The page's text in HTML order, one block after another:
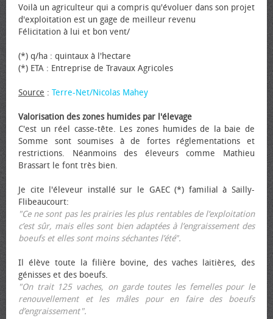
Voilà un agriculteur qui a compris qu'évoluer dans son projet
d'exploitation est un gage de meilleur revenu
Félicitation à lui et bon vent/
(*) q/ha : quintaux à l'hectare
(*) ETA : Entreprise de Travaux Agricoles
Source : Terre-Net/Nicolas Mahey
Valorisation des zones humides par l'élevage
C'est un réel casse-tête. Les zones humides de la baie de
Somme sont soumises à de fortes réglementations et
restrictions. Néanmoins des éleveurs comme Mathieu
Brassart le font très bien.
Je cite l'éleveur installé sur le GAEC (*) familial à Sailly-
Flibeaucourt:
"Ce ne sont pas les prairies les plus rentables de l’exploitation
c’est sûr, mais elles sont bien adaptées à l’engraissement des
bœufs et elles sont moins séchantes l’été".
Il élève toute la filière bovine, des vaches laitières, des
génisses et des bœufs.
"On trait 125 vaches, on garde toutes les femelles pour le
renouvellement et les mâles pour en faire des bœufs
d’engraissement".